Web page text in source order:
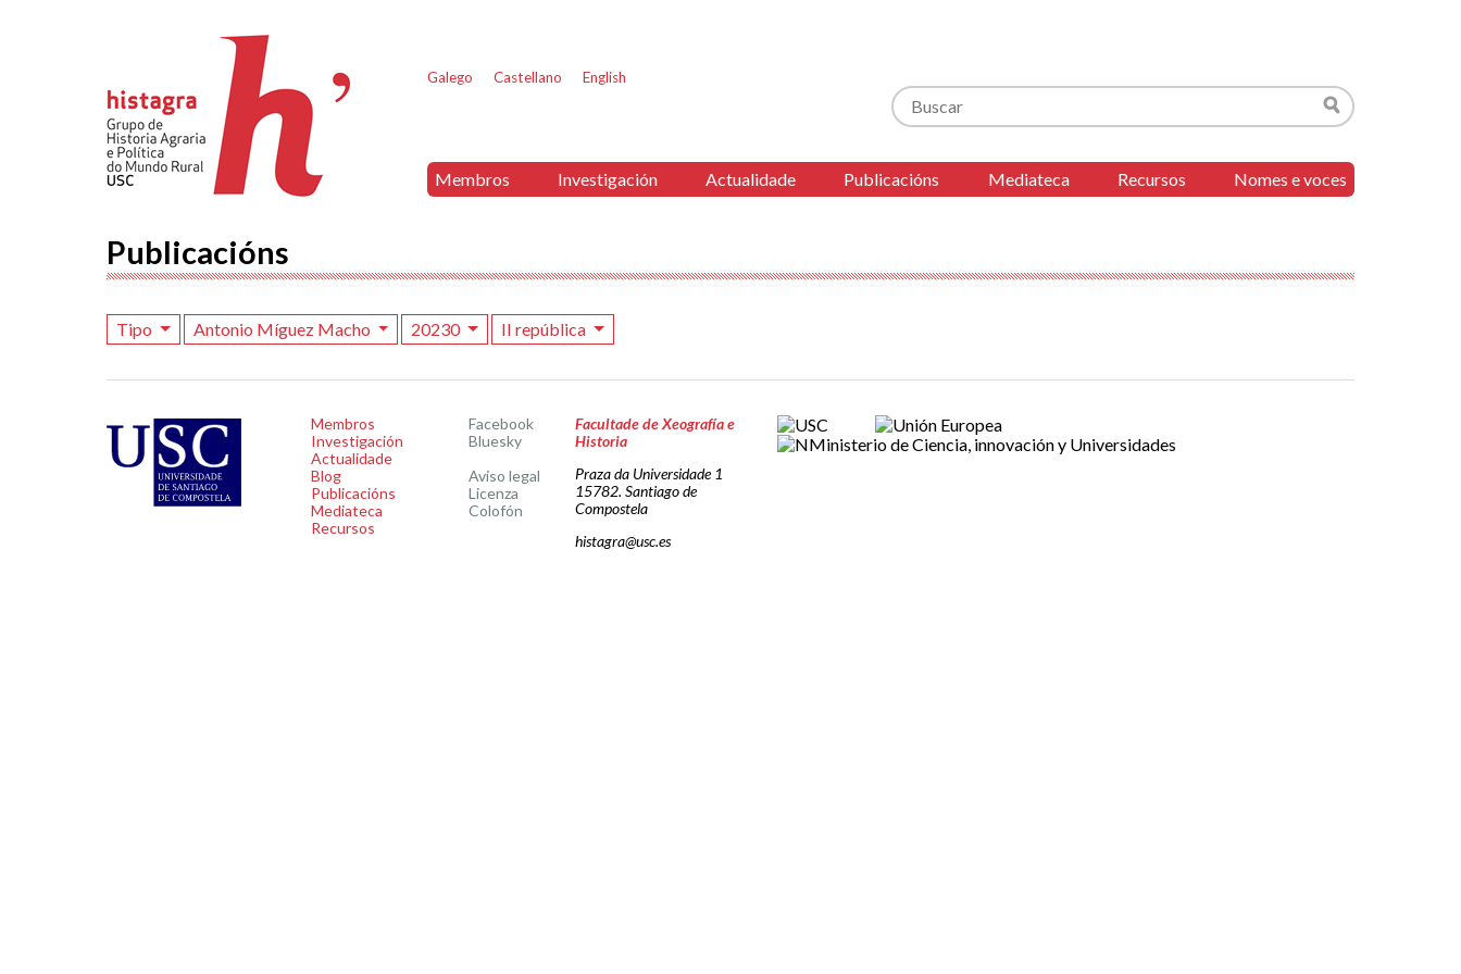
Galego Castellano English
Buscar
Buscar
Membros Investigación Actualidade Publicacións Mediateca Recursos Nomes e voces
Publicacións
Tipo Antonio Míguez Macho 20230 II república
Membros
Investigación
Actualidade
Blog
Publicacións
Mediateca
Recursos
Facebook
Bluesky
Aviso legal
Licenza
Colofón
Facultade de Xeografía e
Historia
Praza da Universidade 1
15782. Santiago de
Compostela
histagra@usc.es